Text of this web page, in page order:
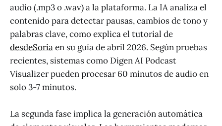
audio (.mp3 o .wav) a la plataforma. La IA analiza el
contenido para detectar pausas, cambios de tono y
palabras clave, como explica el tutorial de
desdeSoriaen su guía de abril 2026. Según pruebas
recientes, sistemas como Digen AI Podcast
Visualizer pueden procesar 60 minutos de audio en
solo 3-7 minutos.
La segunda fase implica la generación automática